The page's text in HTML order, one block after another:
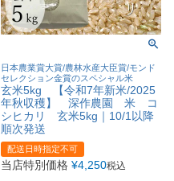
日本農業賞大賞/農林水産大臣賞/モンド
セレクション金賞のスペシャル米
玄米5kg 【令和7年新米/2025
年秋収穫】 深作農園 米 コ
シヒカリ 玄米5kg｜10/1以降
順次発送
配送日時指定不可
当店特別価格 ¥4,250税込